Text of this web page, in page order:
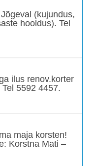
(kujundus,
hooldus). Tel
ilus renov.korter
5592 4457.
maja korsten!
Korstna Mati –